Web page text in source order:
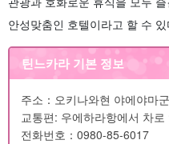
안성맞춤인 호텔이라고 할 수 있
틴느카라 기본 정보
주소：오키나와현 야에야마
교통편: 우에하라항에서 차로
전화번호：0980-85-6017